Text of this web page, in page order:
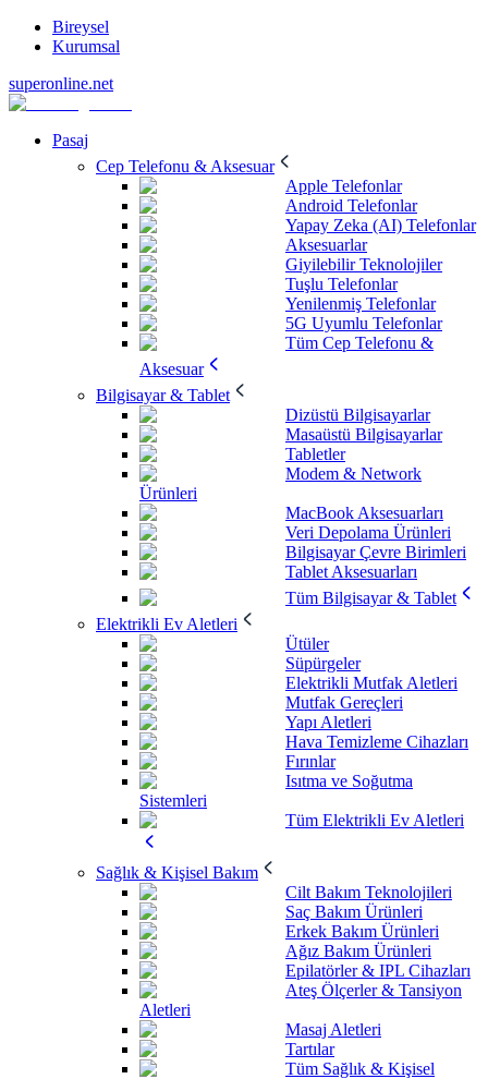
Bireysel
Kurumsal
superonline.net
Pasaj
Cep Telefonu & Aksesuar
Apple Telefonlar
Android Telefonlar
Yapay Zeka (AI) Telefonlar
Aksesuarlar
Giyilebilir Teknolojiler
Tuşlu Telefonlar
Yenilenmiş Telefonlar
5G Uyumlu Telefonlar
Tüm Cep Telefonu &
Aksesuar
Bilgisayar & Tablet
Dizüstü Bilgisayarlar
Masaüstü Bilgisayarlar
Tabletler
Modem & Network
Ürünleri
MacBook Aksesuarları
Veri Depolama Ürünleri
Bilgisayar Çevre Birimleri
Tablet Aksesuarları
Tüm Bilgisayar & Tablet
Elektrikli Ev Aletleri
Ütüler
Süpürgeler
Elektrikli Mutfak Aletleri
Mutfak Gereçleri
Yapı Aletleri
Hava Temizleme Cihazları
Fırınlar
Isıtma ve Soğutma
Sistemleri
Tüm Elektrikli Ev Aletleri
Sağlık & Kişisel Bakım
Cilt Bakım Teknolojileri
Saç Bakım Ürünleri
Erkek Bakım Ürünleri
Ağız Bakım Ürünleri
Epilatörler & IPL Cihazları
Ateş Ölçerler & Tansiyon
Aletleri
Masaj Aletleri
Tartılar
Tüm Sağlık & Kişisel